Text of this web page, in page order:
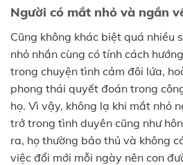
Người có mắt nhỏ và ngắn
Cũng không khác biệt quá nhiều
nhỏ nhắn cùng có tính cách
trong chuyện tình cảm đôi lứa,
phong thái quyết đoán trong
họ. Vì vậy, không lạ khi mắt nhỏ
trở trong tình duyên cũng như
ra, họ thường bảo thủ và không
việc đổi mới mỗi ngày nên con